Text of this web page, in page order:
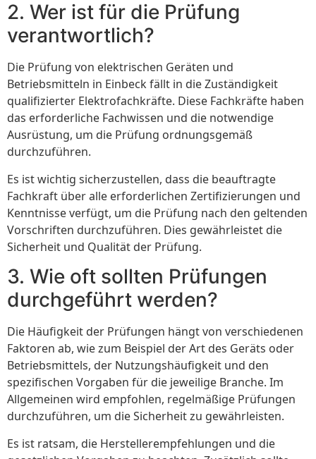
2. Wer ist für die Prüfung
verantwortlich?
Die Prüfung von elektrischen Geräten und
Betriebsmitteln in Einbeck fällt in die Zuständigkeit
qualifizierter Elektrofachkräfte. Diese Fachkräfte haben
das erforderliche Fachwissen und die notwendige
Ausrüstung, um die Prüfung ordnungsgemäß
durchzuführen.
Es ist wichtig sicherzustellen, dass die beauftragte
Fachkraft über alle erforderlichen Zertifizierungen und
Kenntnisse verfügt, um die Prüfung nach den geltenden
Vorschriften durchzuführen. Dies gewährleistet die
Sicherheit und Qualität der Prüfung.
3. Wie oft sollten Prüfungen
durchgeführt werden?
Die Häufigkeit der Prüfungen hängt von verschiedenen
Faktoren ab, wie zum Beispiel der Art des Geräts oder
Betriebsmittels, der Nutzungshäufigkeit und den
spezifischen Vorgaben für die jeweilige Branche. Im
Allgemeinen wird empfohlen, regelmäßige Prüfungen
durchzuführen, um die Sicherheit zu gewährleisten.
Es ist ratsam, die Herstellerempfehlungen und die